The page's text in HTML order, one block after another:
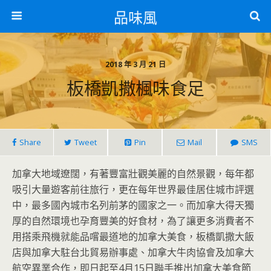
品味風
2018 年 3 月 21 日
板橋凱撒楓味食足
Share Tweet Pin Mail SMS
加拿大地域遼闊，有著豐富壯觀美麗的自然景觀，每年都
吸引大量遊客前往旅行，更在每年世界最佳居住城市評選
中，最多國內城市名列前茅的國家之一。而加拿大得天獨
厚的自然環境也孕育豐美的好食材，為了讓更多消費者不
用搭乘飛機就能品嚐最道地的加拿大美食，板橋凱撒大飯
店與加拿大駐台北貿易辦事處、加拿大牛肉協會及加拿大
航空異業合作，即日起至4月15日聯手推出加拿大美食節